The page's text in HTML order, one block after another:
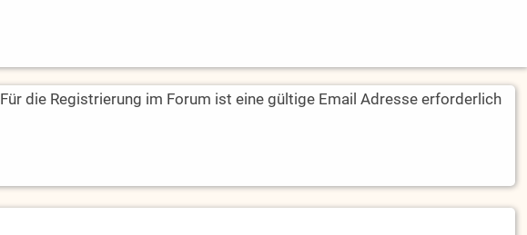
Für die Registrierung im Forum ist eine gültige Email Adresse erforderlich